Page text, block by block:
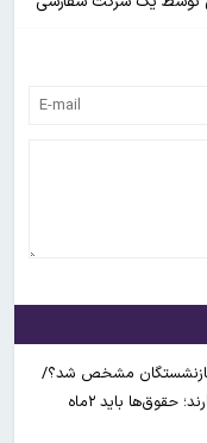
بازنشستگان مشخص شد؟/
کریمی: بازنشستگان توان خرید نان و پنیر هم ندارند؛ حقوق‌ها باید ۲ماه